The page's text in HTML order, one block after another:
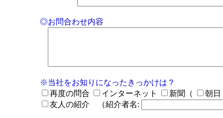
◎お問合わせ内容
※当社をお知りになったきっかけは？
再度の問合
インターネット 新聞（
朝日
友人の紹介 （紹介者名: